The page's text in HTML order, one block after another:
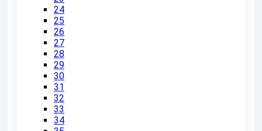
24
25
26
27
28
29
30
31
32
33
34